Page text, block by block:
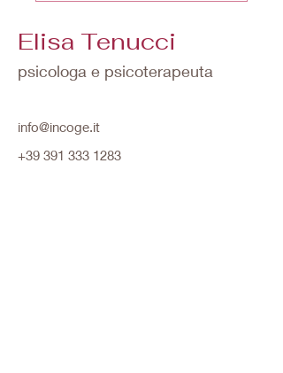
Elisa Tenucci
psicologa e psicoterapeuta
info@incoge.it
+39 391 333 1283